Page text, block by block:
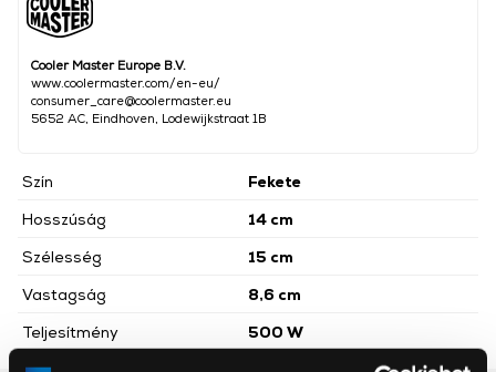
Cooler Master Europe B.V.
www.coolermaster.com/en-eu/
consumer_care@coolermaster.eu
5652 AC, Eindhoven, Lodewijkstraat 1B
Szín
Fekete
Hosszúság
14 cm
Szélesség
15 cm
Vastagság
8,6 cm
Teljesítmény
500 W